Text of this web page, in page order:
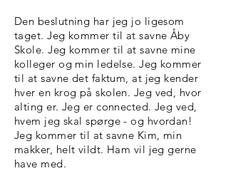
Den beslutning har jeg jo ligesom
taget. Jeg kommer til at savne Åby
Skole. Jeg kommer til at savne mine
kolleger og min ledelse. Jeg kommer
til at savne det faktum, at jeg kender
hver en krog på skolen. Jeg ved, hvor
alting er. Jeg er connected. Jeg ved,
hvem jeg skal spørge - og hvordan!
Jeg kommer til at savne Kim, min
makker, helt vildt. Ham vil jeg gerne
have med.